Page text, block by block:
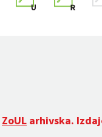
ZoUL arhivska.